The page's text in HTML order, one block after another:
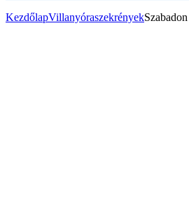
KezdőlapVillanyóraszekrények